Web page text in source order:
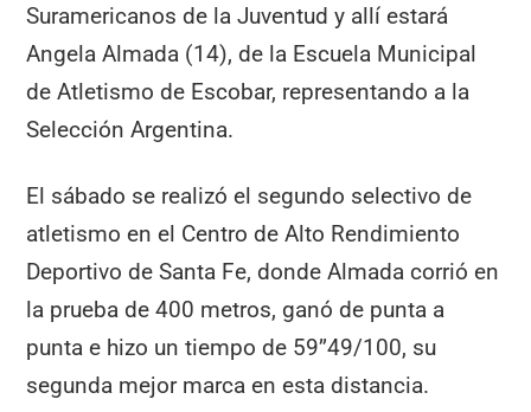
Suramericanos de la Juventud y allí estará
Angela Almada (14), de la Escuela Municipal
de Atletismo de Escobar, representando a la
Selección Argentina.
El sábado se realizó el segundo selectivo de
atletismo en el Centro de Alto Rendimiento
Deportivo de Santa Fe, donde Almada corrió en
la prueba de 400 metros, ganó de punta a
punta e hizo un tiempo de 59’’49/100, su
segunda mejor marca en esta distancia.